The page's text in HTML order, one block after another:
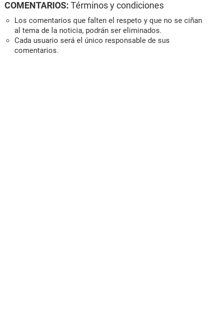
COMENTARIOS: Términos y condiciones
Los comentarios que falten el respeto y que no se ciñan
al tema de la noticia, podrán ser eliminados.
Cada usuario será el único responsable de sus
comentarios.